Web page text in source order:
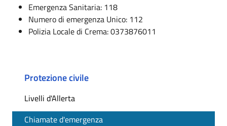
Emergenza Sanitaria: 118
Numero di emergenza Unico: 112
Polizia Locale di Crema: 0373876011
Protezione civile
Livelli d'Allerta
Chiamate d'emergenza